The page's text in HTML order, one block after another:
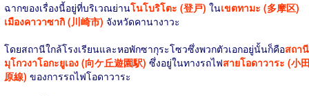
ฉากของเรื่องนี้อยู่ที่บริเวณย่านโนโบริโตะ (登戸) ในเขตทามะ (多摩区)
เมืองคาวาซากิ (川崎市) จังหวัดคานางาวะ
โดยสถานีใกล้โรงเรียนและหอพักซากุระโซวซึ่งพวกตัวเอกอยู่นั้นก็คือสถานี
มุโกวงาโอกะยูเอง (向ケ丘遊園駅) ซึ่งอยู่ในทางรถไฟสายโอดาวาระ (小
原線) ของการรถไฟโอดาวาระ